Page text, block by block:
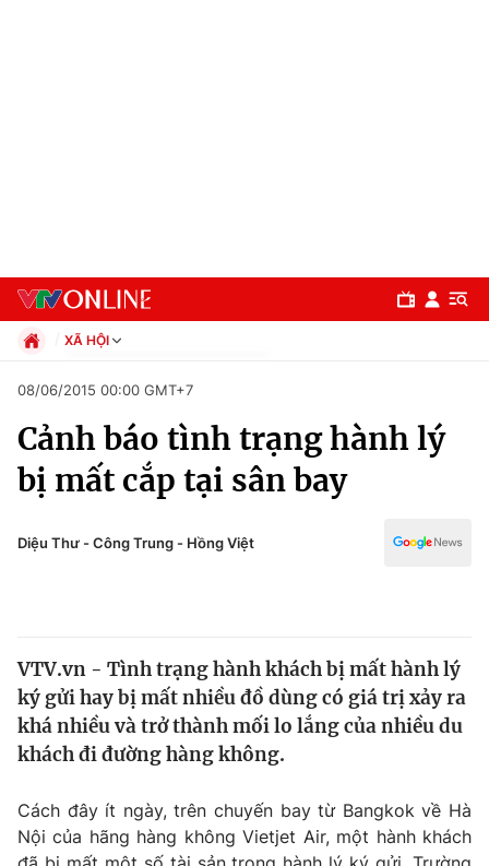
Chuyên mục
Chính trị
Xã hội
Y tế
Thế giới
Thế giới đó đây
Kinh tế
Tài chính
XÃ HỘI
Xã hội
Pháp luật
Kinh tế
Thể thao
Văn hóa - Giải trí
Giáo dục
08/06/2015 00:00 GMT+7
Cảnh báo tình trạng hành lý
bị mất cắp tại sân bay
Diệu Thư - Công Trung - Hồng Việt
VTV.vn - Tình trạng hành khách bị mất hành lý
ký gửi hay bị mất nhiều đồ dùng có giá trị xảy ra
khá nhiều và trở thành mối lo lắng của nhiều du
khách đi đường hàng không.
Cách đây ít ngày, trên chuyến bay từ Bangkok về Hà
Nội của hãng hàng không Vietjet Air, một hành khách